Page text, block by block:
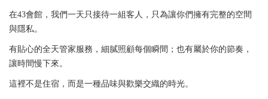
在43會館，我們一天只接待一組客人，只為讓你們擁有完整的空間
與隱私。
有貼心的全天管家服務，細膩照顧每個瞬間；也有屬於你的節奏，
讓時間慢下來。
這裡不是住宿，而是一種品味與歡樂交織的時光。